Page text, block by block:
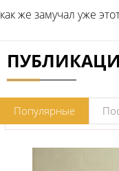
как же замучал уже
Популярные